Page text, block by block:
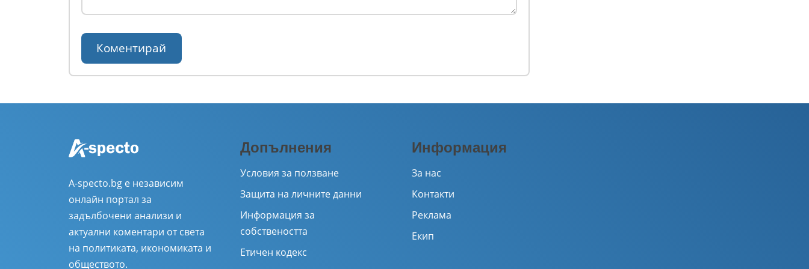
A-specto.bg е независим
онлайн портал за
задълбочени анализи и
актуални коментари от света
на политиката, икономиката и
обществото.
Допълнения
Условия за ползване
Защита на личните данни
Информация за
собствеността
Етичен кодекс
Информация
За нас
Контакти
Реклама
Екип